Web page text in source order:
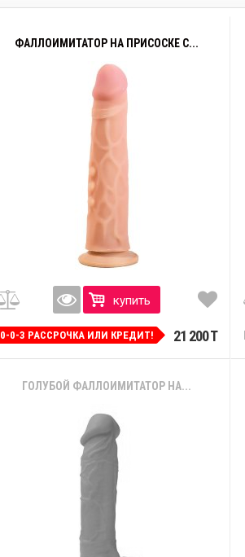
ФАЛЛОИМИТАТОР НА ПРИСОСКЕ С...
купить
0-0-3 РАССРОЧКА ИЛИ КРЕДИТ! 21 200 T
ГОЛУБОЙ ФАЛЛОИМИТАТОР НА...